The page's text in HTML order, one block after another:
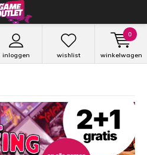
inloggen wishlist winkelwagen
0